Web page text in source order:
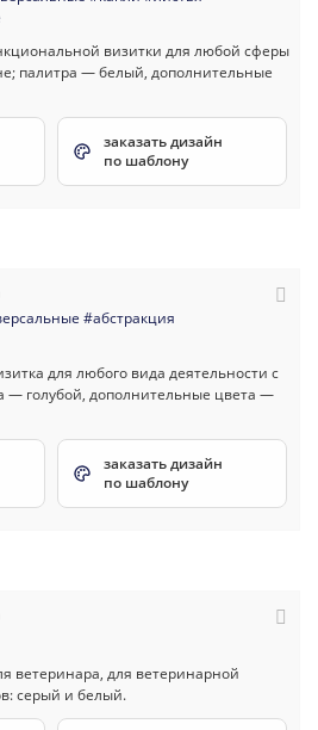
заказать дизайн
по шаблону
#абстракция
заказать дизайн
по шаблону